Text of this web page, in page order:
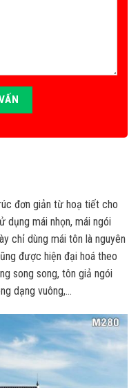
đơn giản từ hoạ tiết cho
dụng mái nhọn, mái ngói
chỉ dùng mái tôn là nguyên
được hiện đại hoá theo
song song, tôn giả ngói
dạng vuông,…